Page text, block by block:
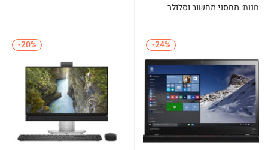
חנות: מחסני מחשוב וסלולר
-24%
-20%